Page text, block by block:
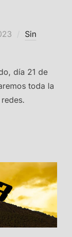
Sin
día 21 de
toda la